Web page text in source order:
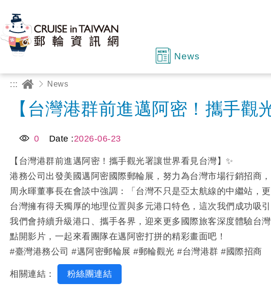
News
::: News
【台灣港群前進邁阿密！攜手觀
0 Date :2026-06-23
【台灣港群前進邁阿密！攜手觀光署讓世界看見台灣】✨
港務公司出發美國邁阿密國際郵輪展，努力為台灣市場行銷招商，
周永暉董事長在會談中強調：「台灣不只是亞太航線的中繼站，
台灣擁有得天獨厚的地理位置與多元港口特色，這次我們成功吸
我們會持續升級港口、攜手各界，迎來更多國際旅客深度體驗台灣
點開影片，一起來看團隊在邁阿密打拼的精彩畫面吧！
#臺灣港務公司 #邁阿密郵輪展 #郵輪觀光 #台灣港群 #國際招商
相關連結： 粉絲團連結